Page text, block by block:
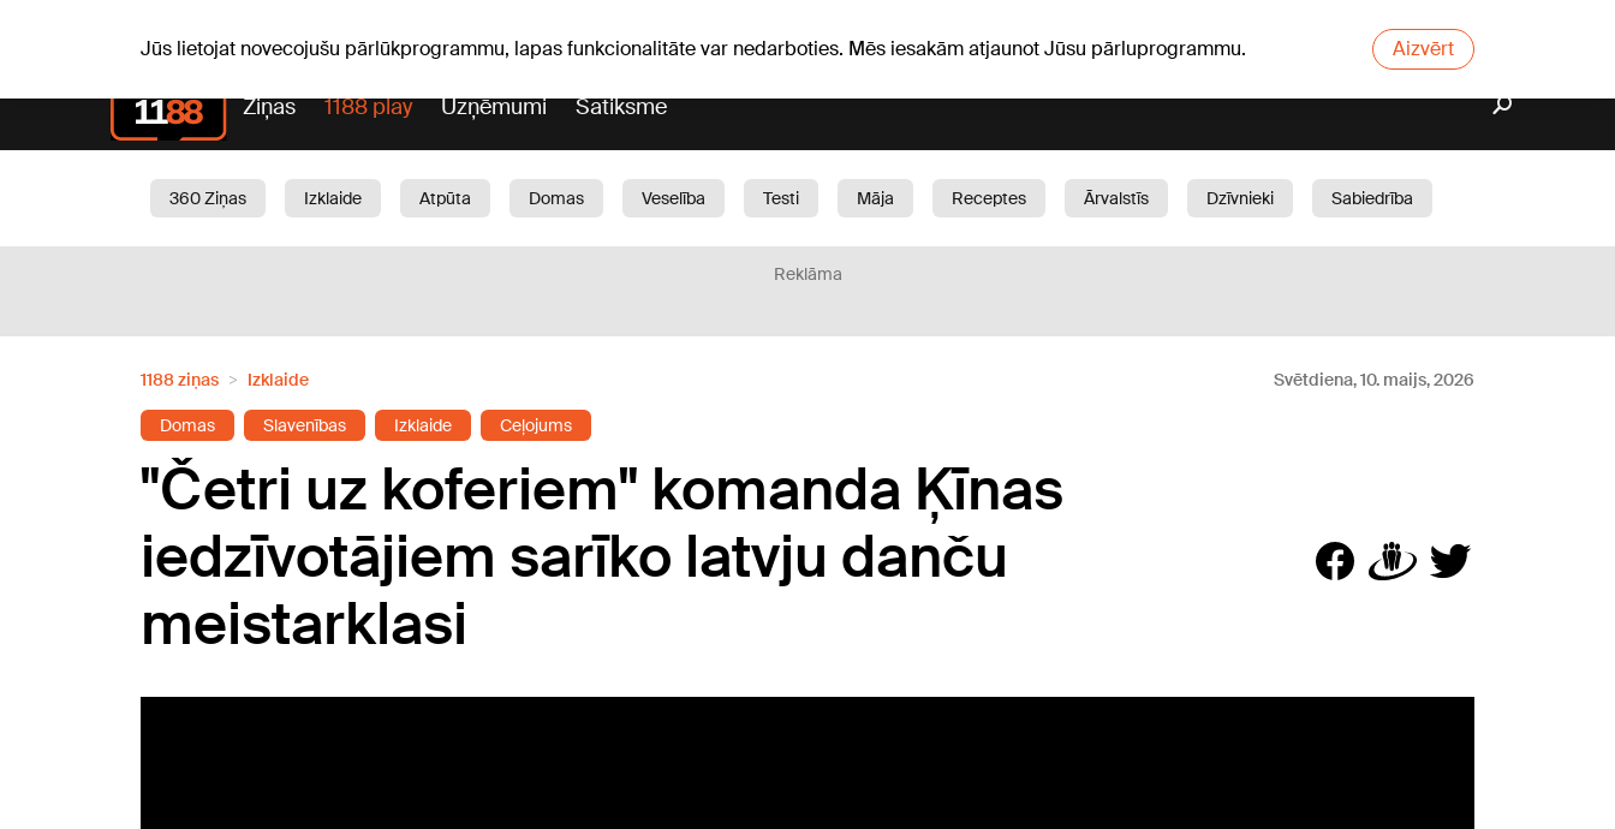
Jūs lietojat novecojušu pārlūkprogrammu, lapas funkcionalitāte var nedarboties. Mēs iesakām atjaunot Jūsu pārluprogrammu. Aizvērt
Ziņas 1188 play Uzņēmumi Satiksme
360 Ziņas Izklaide Atpūta Domas Veselība Testi Māja Receptes Ārvalstīs Dzīvnieki
Sabiedrība
Reklāma
1188 ziņas Izklaide Svētdiena, 10. maijs, 2026
Domas Slavenības Izklaide Ceļojums
"Četri uz koferiem" komanda Ķīnas
iedzīvotājiem sarīko latvju danču
meistarklasi